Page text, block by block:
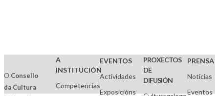
O Consello
da Cultura
A
INSTITUCIÓN
Competencias
EVENTOS
Actividades
Exposicións
PROXECTOS
DE
DIFUSIÓN
PRENSA
Noticias
Eventos